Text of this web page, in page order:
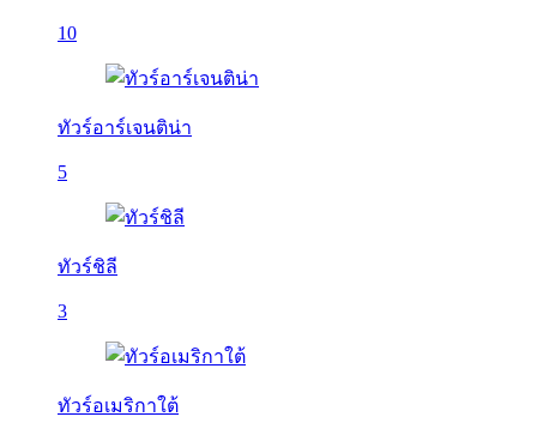
10
ทัวร์อาร์เจนติน่า
5
ทัวร์ชิลี
3
ทัวร์อเมริกาใต้